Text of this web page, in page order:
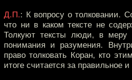
Д.П.: К вопросу о толковании.
что ни в каком тексте не
Толкуют тексты люди, в меру
понимания и разумения.
право толковать Коран, кто
итоге считается за правильное